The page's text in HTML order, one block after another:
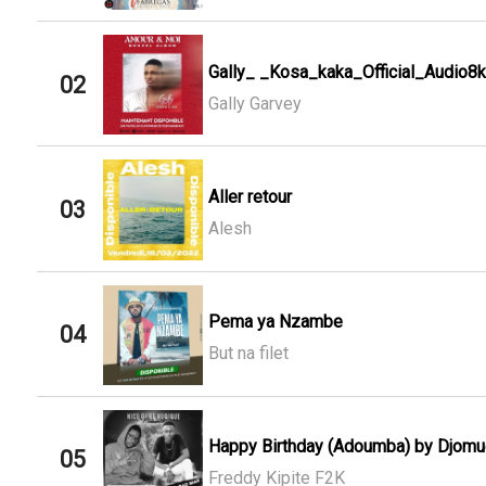
02
Gally_ _Kosa_kaka_Official_Audio8k
Gally Garvey
03
Aller retour
Alesh
04
Pema ya Nzambe
But na filet
05
Happy Birthday (Adoumba) by
Freddy Kipite F2K